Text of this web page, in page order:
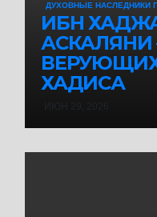
ДУХОВНЫЕ НАСЛЕДНИКИ
ИБН
АСКАЛЯНИ
ХАДИСА